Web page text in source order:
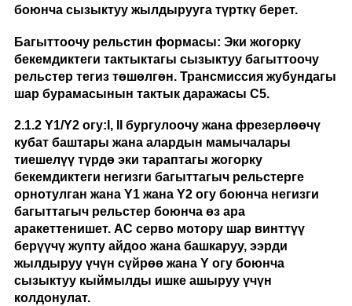
боюнча сызыктуу жылдырууга түрткү берет.
Багыттоочу рельстин формасы: Эки жогорку
бекемдиктеги тактыктагы сызыктуу багыттоочу
рельстер тегиз төшөлгөн. Трансмиссия жубундагы
шар бурамасынын тактык даражасы C5.
2.1.2 Y1/Y2 огу: I, II бургулоочу жана фрезерлөөчү
кубат баштары жана алардын мамычалары
тиешелүү түрдө эки тараптагы жогорку
бекемдиктеги негизги багыттагыч рельстерге
орнотулган жана Y1 жана Y2 огу боюнча негизги
багыттагыч рельстер боюнча өз ара
аракеттенишет. AC серво мотору шар винттүү
берүүчү жупту айдоо жана башкаруу, ээрди
жылдыруу үчүн сүйрөө жана Y огу боюнча
сызыктуу кыймылды ишке ашыруу үчүн
колдонулат.